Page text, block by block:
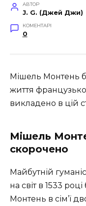
АВТОР
J. G. (Джей Джи)
КОМЕНТАРІ
0
Мішель Монтень
життя
викладено в цій
Мішель
скорочено
Майбутній
на світ в 1533
Монтень в сім’ї